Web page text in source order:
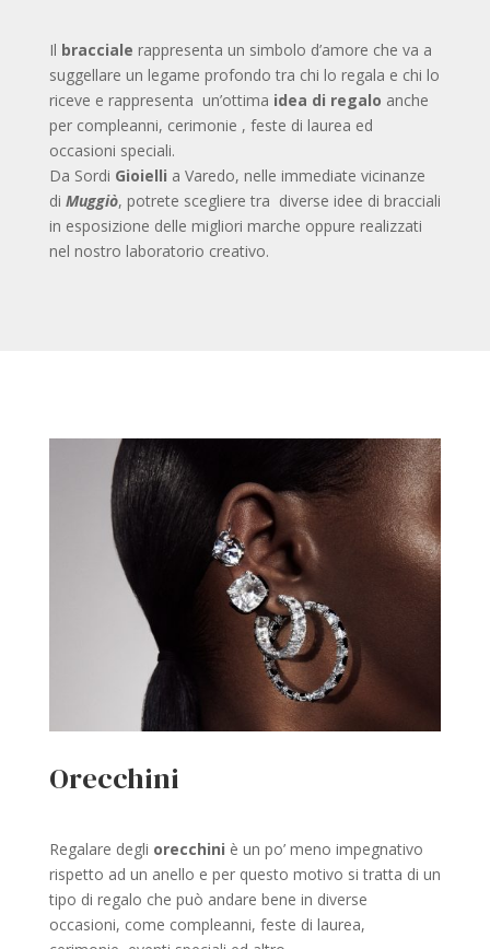
Il bracciale rappresenta un simbolo d’amore che va a
suggellare un legame profondo tra chi lo regala e chi lo
riceve e rappresenta un’ottima idea di regalo anche
per compleanni, cerimonie , feste di laurea ed
occasioni speciali.
Da Sordi Gioielli a Varedo, nelle immediate vicinanze
di Muggiò, potrete scegliere tra diverse idee di bracciali
in esposizione delle migliori marche oppure realizzati
nel nostro laboratorio creativo.
Orecchini
Regalare degli orecchini è un po’ meno impegnativo
rispetto ad un anello e per questo motivo si tratta di un
tipo di regalo che può andare bene in diverse
occasioni, come compleanni, feste di laurea,